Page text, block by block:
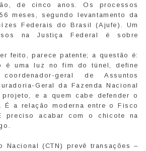
de cinco anos. Os processos
meses, segundo levantamento da
Federais do Brasil (Ajufe). Um
na Justiça Federal é sobre
feito, parece patente; a questão é:
é uma luz no fim do túnel, define
geral de Assuntos
Geral da Fazenda Nacional
e a quem cabe defender o
É a relação moderna entre o Fisco
preciso acabar com o chicote na
Nacional (CTN) prevê transações –